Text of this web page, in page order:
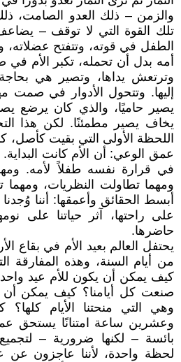
والزمن – ذلك العدو الصامت،
تلك القوة التي لا توقف – يضاعف
الطفل في قوته، وتتفتح
أمه بدل أن تحمله، تكبر الأم في
وترتعش يداها، وتصير هي
إليها. وتتحول الأدوار في
يصير حاميًا، والذي كان يرضع
يخاف يصير مطمئنًا. لكن هذا
اللحظة الأولى التي بقيت
عمق الوعي: أن الأم كانت
في قرارة نفسه طفلاً لأمه.
ومهما تطاولت النظريات، ومهما
أبسط الحقائق وأعمقها: أننا
على راحتها، آثر حياتنا على
حاضرها.
يحتفل العالم بعيد الأم في بقاع
من أيام السنة، وهذه المفارقة
كيف يمكن أن يكون للأم عيد
صنعت كل أيامنا؟ كيف يمكن أن
وهي التي منحتنا الأيام
وعشرين ساعة امتنانًا يستحق
بائسة – لكنها ضرورية – لتجميع
لحظة واحدة، لأننا عاجزون